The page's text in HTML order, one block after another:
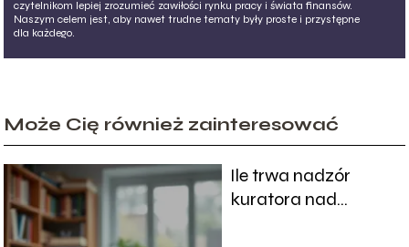
czytelnikom lepiej zrozumieć zawiłości rynku pracy i świata finansów.
Naszym celem jest, aby nawet trudne tematy były proste i przystępne
dla każdego.
Może Cię również zainteresować
Ile trwa nadzór
kuratora nad